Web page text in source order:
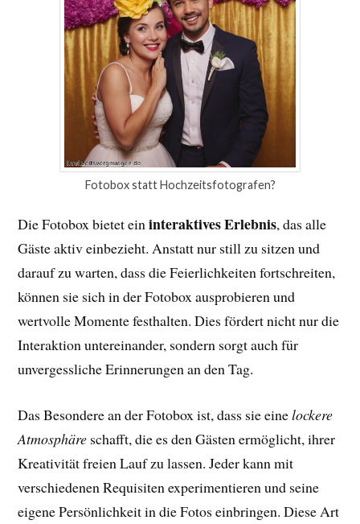
Fotobox statt Hochzeitsfotografen?
Die Fotobox bietet eininteraktives Erlebnis, das alle
Gäste aktiv einbezieht. Anstatt nur still zu sitzen und
darauf zu warten, dass die Feierlichkeiten fortschreiten,
können sie sich in der Fotobox ausprobieren und
wertvolle Momente festhalten. Dies fördert nicht nur die
Interaktion untereinander, sondern sorgt auch für
unvergessliche Erinnerungen an den Tag.
Das Besondere an der Fotobox ist, dass sie einelockere
Atmosphäre schafft, die es den Gästen ermöglicht, ihrer
Kreativität freien Lauf zu lassen. Jeder kann mit
verschiedenen Requisiten experimentieren und seine
eigene Persönlichkeit in die Fotos einbringen. Diese Art